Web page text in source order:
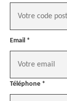
Email *
Téléphone *